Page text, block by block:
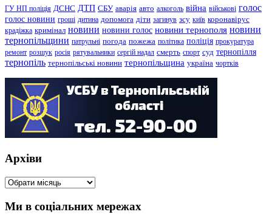
ГУ НП поліція ДСНС ДТП СБУ аварія авто алкоголь війна військові голос
голос новини гроші дитина допомога діти загинув зсу київ коронавірус
крадіжка кримінал новини новини голос новини тернополя новини
тернопільщини патрульні погода пожежа політика поліція прокуратура
ремонт розшук росія рятувальники сергій надал смерть спорт суд тернопілля
тернопіль тернопільські новини тернопільщина україна чортків
Архіви
Архіви
Ми в соціальних мережах